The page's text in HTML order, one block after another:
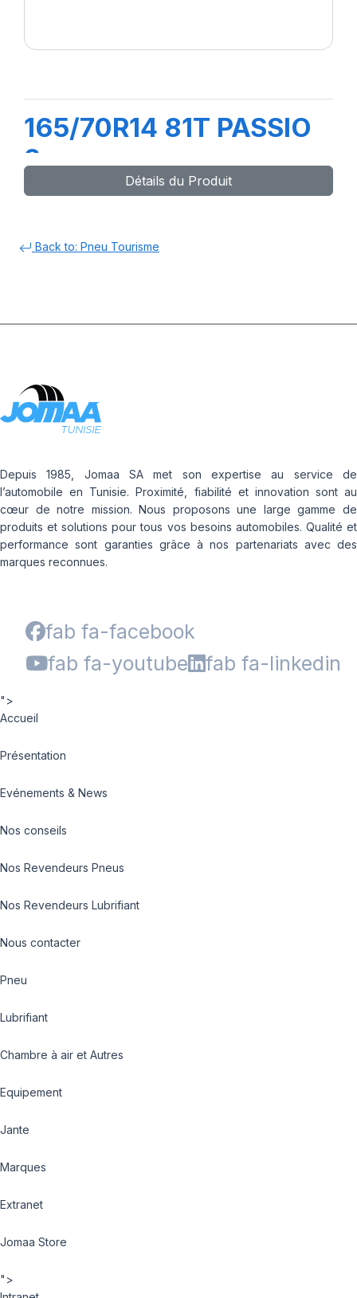
165/70R14 81T PASSIO
2
Détails du Produit
Back to: Pneu Tourisme
Depuis 1985, Jomaa SA met son expertise au service de
l’automobile en Tunisie. Proximité, fiabilité et innovation sont au
cœur de notre mission. Nous proposons une large gamme de
produits et solutions pour tous vos besoins automobiles. Qualité et
performance sont garanties grâce à nos partenariats avec des
marques reconnues.
fab fa-facebook
fab fa-youtube
fab fa-linkedin
">
Accueil
Présentation
Evénements & News
Nos conseils
Nos Revendeurs Pneus
Nos Revendeurs Lubrifiant
Nous contacter
Pneu
Lubrifiant
Chambre à air et Autres
Equipement
Jante
Marques
Extranet
Jomaa Store
">